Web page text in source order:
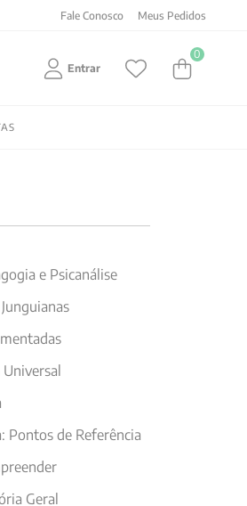
Fale Conosco Meus Pedidos
Entrar
0
e Psicanálise
Pontos de Referência
Geral